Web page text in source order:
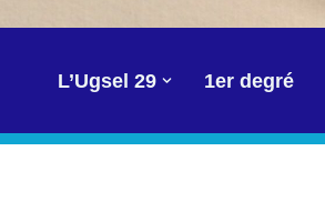
L’Ugsel 29 1er degré